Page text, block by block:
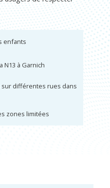
enfants
N13 à Garnich
différentes rues dans
zones limitées